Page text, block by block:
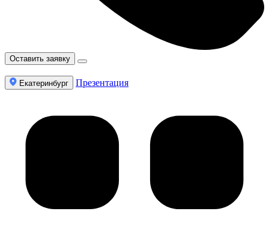
Оставить заявку
Екатеринбург Презентация